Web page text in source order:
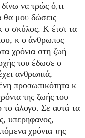
να τρώς ό,τι
θα μου δώσεις
ο σκύλος. Κ έτσι τα
κ ο άνθρωπος
χρόνια στη ζωή
του έδωσε ο
ανθρωπιά,
προσωπικότητα κ
της ζωής του
το άλογο. Σε αυτά τα
υπερήφανος,
χρόνια της